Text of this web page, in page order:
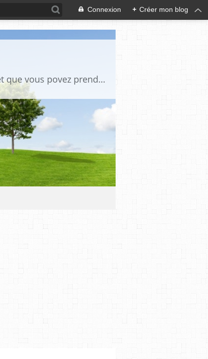
Connexion + Créer mon blog
des tutos de bricoles et autres des photos anciennes chaque fois qu il y a un article et que vous povez prendre